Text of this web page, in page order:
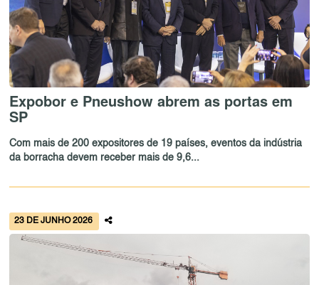
Expobor e Pneushow abrem as portas em
SP
Com mais de 200 expositores de 19 países, eventos da indústria
da borracha devem receber mais de 9,6...
23 DE JUNHO 2026